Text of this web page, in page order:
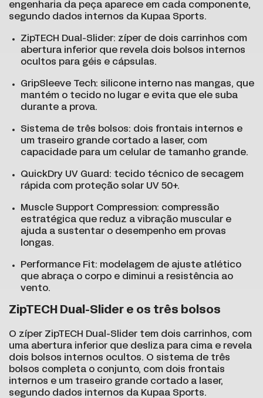
engenharia da peça aparece em cada componente,
segundo dados internos da Kupaa Sports.
ZipTECH Dual-Slider: zíper de dois carrinhos com
abertura inferior que revela dois bolsos internos
ocultos para géis e cápsulas.
GripSleeve Tech: silicone interno nas mangas, que
mantém o tecido no lugar e evita que ele suba
durante a prova.
Sistema de três bolsos: dois frontais internos e
um traseiro grande cortado a laser, com
capacidade para um celular de tamanho grande.
QuickDry UV Guard: tecido técnico de secagem
rápida com proteção solar UV 50+.
Muscle Support Compression: compressão
estratégica que reduz a vibração muscular e
ajuda a sustentar o desempenho em provas
longas.
Performance Fit: modelagem de ajuste atlético
que abraça o corpo e diminui a resistência ao
vento.
ZipTECH Dual-Slider e os três bolsos
O zíper ZipTECH Dual-Slider tem dois carrinhos, com
uma abertura inferior que desliza para cima e revela
dois bolsos internos ocultos. O sistema de três
bolsos completa o conjunto, com dois frontais
internos e um traseiro grande cortado a laser,
segundo dados internos da Kupaa Sports.